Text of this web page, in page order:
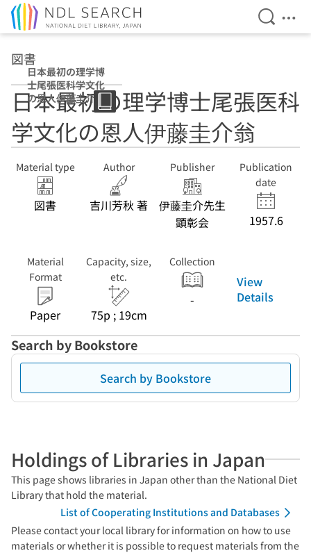
Open
図書
日本最初の理学博
士尾張医科学文化
の恩人伊藤圭介翁
日本最初の理学博士尾張医科
学文化の恩人伊藤圭介翁
Material type
図書
Author
吉川芳秋 著
Publisher
伊藤圭介先生
顕彰会
Publication
date
1957.6
Material
Format
Paper
Capacity, size,
etc.
75p ; 19cm
Collection
-
View
Details
Search by Bookstore
Search by Bookstore
Holdings of Libraries in Japan
This page shows libraries in Japan other than the National Diet
Library that hold the material.
List of Cooperating Institutions and Databases
Please contact your local library for information on how to use
materials or whether it is possible to request materials from the